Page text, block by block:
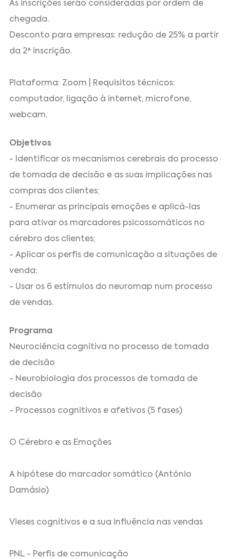
As inscrições serão consideradas por ordem de
chegada.
Desconto para empresas: redução de 25% a partir
da 2ª inscrição.
Plataforma: Zoom | Requisitos técnicos:
computador, ligação à internet, microfone,
webcam.
Objetivos
- Identificar os mecanismos cerebrais do processo
de tomada de decisão e as suas implicações nas
compras dos clientes;
- Enumerar as principais emoções e aplicá-las
para ativar os marcadores psicossomáticos no
cérebro dos clientes;
- Aplicar os perfis de comunicação a situações de
venda;
- Usar os 6 estímulos do neuromap num processo
de vendas.
Programa
Neurociência cognitiva no processo de tomada
de decisão
- Neurobiologia dos processos de tomada de
decisão
- Processos cognitivos e afetivos (5 fases)
O Cérebro e as Emoções
A hipótese do marcador somático (António
Damásio)
Vieses cognitivos e a sua influência nas vendas
PNL - Perfis de comunicação